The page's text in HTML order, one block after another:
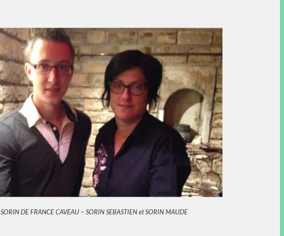
SORIN DE FRANCE CAVEAU – SORIN SEBASTIEN et SORIN MAUDE